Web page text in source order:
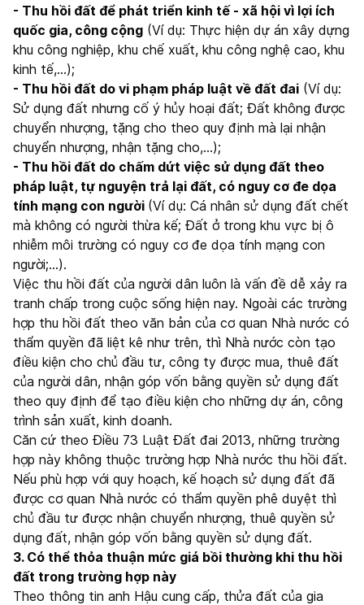
- Thu hồi đất để phát triển kinh tế - xã hội vì lợi ích
quốc gia, công cộng (Ví dụ: Thực hiện dự án xây dựng
khu công nghiệp, khu chế xuất, khu công nghệ cao, khu
kinh tế,...);
- Thu hồi đất do vi phạm pháp luật về đất đai (Ví dụ:
Sử dụng đất nhưng cố ý hủy hoại đất; Đất không được
chuyển nhượng, tặng cho theo quy định mà lại nhận
chuyển nhượng, nhận tặng cho,...);
- Thu hồi đất do chấm dứt việc sử dụng đất theo
pháp luật, tự nguyện trả lại đất, có nguy cơ đe dọa
tính mạng con người (Ví dụ: Cá nhân sử dụng đất chết
mà không có người thừa kế; Đất ở trong khu vực bị ô
nhiễm môi trường có nguy cơ đe dọa tính mạng con
người;...).
Việc thu hồi đất của người dân luôn là vấn đề dễ xảy ra
tranh chấp trong cuộc sống hiện nay. Ngoài các trường
hợp thu hồi đất theo văn bản của cơ quan Nhà nước có
thẩm quyền đã liệt kê như trên, thì Nhà nước còn tạo
điều kiện cho chủ đầu tư, công ty được mua, thuê đất
của người dân, nhận góp vốn bằng quyền sử dụng đất
theo quy định để tạo điều kiện cho những dự án, công
trình sản xuất, kinh doanh.
Căn cứ theo Điều 73 Luật Đất đai 2013, những trường
hợp này không thuộc trường hợp Nhà nước thu hồi đất.
Nếu phù hợp với quy hoạch, kế hoạch sử dụng đất đã
được cơ quan Nhà nước có thẩm quyền phê duyệt thì
chủ đầu tư được nhận chuyển nhượng, thuê quyền sử
dụng đất, nhận góp vốn bằng quyền sử dụng đất.
3. Có thể thỏa thuận mức giá bồi thường khi thu hồi
đất trong trường hợp này
Theo thông tin anh Hậu cung cấp, thửa đất của gia